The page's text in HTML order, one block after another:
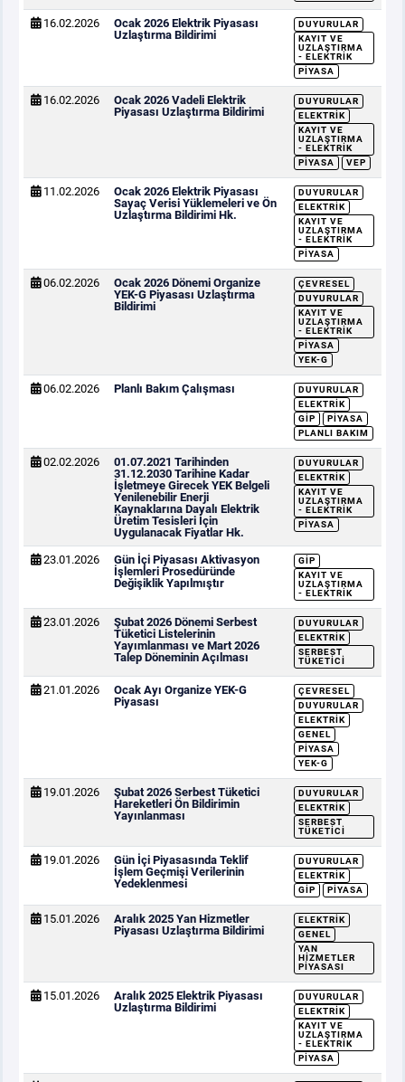
16.02.2026
Ocak 2026 Elektrik Piyasası
Uzlaştırma Bildirimi
DUYURULAR
KAYIT VE
UZLAŞTIRMA
- ELEKTRIK
PIYASA
16.02.2026
Ocak 2026 Vadeli Elektrik
Piyasası Uzlaştırma Bildirimi
DUYURULAR
ELEKTRIK
KAYIT VE
UZLAŞTIRMA
- ELEKTRIK
PIYASA
VEP
11.02.2026
Ocak 2026 Elektrik Piyasası
Sayaç Verisi Yüklemeleri ve Ön
Uzlaştırma Bildirimi Hk.
DUYURULAR
ELEKTRIK
KAYIT VE
UZLAŞTIRMA
- ELEKTRIK
PIYASA
06.02.2026
Ocak 2026 Dönemi Organize
YEK-G Piyasası Uzlaştırma
Bildirimi
ÇEVRESEL
DUYURULAR
KAYIT VE
UZLAŞTIRMA
- ELEKTRIK
PIYASA
YEK-G
06.02.2026 Planlı Bakım Çalışması
DUYURULAR
ELEKTRIK
GİP
PIYASA
PLANLI BAKIM
02.02.2026
01.07.2021 Tarihinden
31.12.2030 Tarihine Kadar
İşletmeye Girecek YEK Belgeli
Yenilenebilir Enerji
Kaynaklarına Dayalı Elektrik
Üretim Tesisleri İçin
Uygulanacak Fiyatlar Hk.
DUYURULAR
ELEKTRIK
KAYIT VE
UZLAŞTIRMA
- ELEKTRIK
PIYASA
23.01.2026
Gün İçi Piyasası Aktivasyon
İşlemleri Prosedüründe
Değişiklik Yapılmıştır
GİP
KAYIT VE
UZLAŞTIRMA
- ELEKTRIK
23.01.2026
Şubat 2026 Dönemi Serbest
Tüketici Listelerinin
Yayımlanması ve Mart 2026
Talep Döneminin Açılması
DUYURULAR
ELEKTRIK
SERBEST
TÜKETICI
21.01.2026
Ocak Ayı Organize YEK-G
Piyasası
ÇEVRESEL
DUYURULAR
ELEKTRIK
GENEL
PIYASA
YEK-G
19.01.2026
Şubat 2026 Serbest Tüketici
Hareketleri Ön Bildirimin
Yayınlanması
DUYURULAR
ELEKTRIK
SERBEST
TÜKETICI
19.01.2026
Gün İçi Piyasasında Teklif
İşlem Geçmişi Verilerinin
Yedeklenmesi
DUYURULAR
ELEKTRIK
GİP
PIYASA
15.01.2026
Aralık 2025 Yan Hizmetler
Piyasası Uzlaştırma Bildirimi
ELEKTRIK
GENEL
YAN
HIZMETLER
PIYASASI
15.01.2026
Aralık 2025 Elektrik Piyasası
Uzlaştırma Bildirimi
DUYURULAR
ELEKTRIK
KAYIT VE
UZLAŞTIRMA
- ELEKTRIK
PIYASA